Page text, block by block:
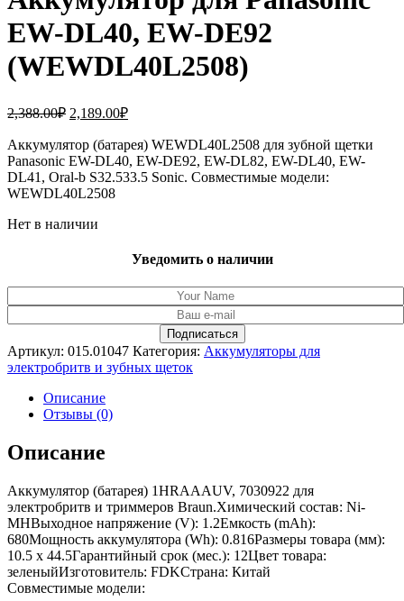
EW-DL40, EW-DE92
(WEWDL40L2508)
2,388.00₽ Первоначальная
составляла
2,388.00₽.
2,189.00₽Текущая
2,189.00₽.
Аккумулятор (батарея) WEWDL40L2508 для зубной щетки
Panasonic EW-DL40, EW-DE92, EW-DL82, EW-DL40, EW-
DL41, Oral-b S32.533.5 Sonic. Совместимые модели:
WEWDL40L2508
Нет в наличии
Уведомить о наличии
Артикул: 015.01047 Категория: Аккумуляторы для
электробритв и зубных щеток
Описание
Отзывы (0)
Описание
Аккумулятор (батарея) 1HRAAAUV, 7030922 для
электробритв и триммеров Braun.Химический состав: Ni-
MHВыходное напряжение (V): 1.2Емкость (mAh):
680Мощность аккумулятора (Wh): 0.816Размеры товара (мм):
10.5 x 44.5Гарантийный срок (мес.): 12Цвет товара:
зеленыйИзготовитель: FDKСтрана: Китай
Совместимые модели: